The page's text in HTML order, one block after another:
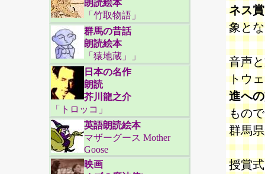
朗読絵本
「竹取物語」
群馬の昔話
朗読絵本
「猿地蔵」」
日本の名作
朗読
芥川龍之介
「トロッコ」
英語朗読絵本
マザーグース Mother
Goose
映画
ネス賞
象と
音声
トウ
進へ
もの
群馬
授賞